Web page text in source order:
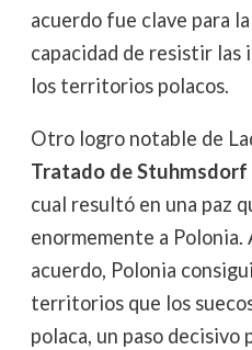
acuerdo fue clave para
capacidad de resistir las
los territorios polacos.
Otro logro notable de
Tratado de Stuhmsdorf
cual resultó en una paz
enormemente a Polonia.
acuerdo, Polonia
territorios que los
polaca, un paso decisivo